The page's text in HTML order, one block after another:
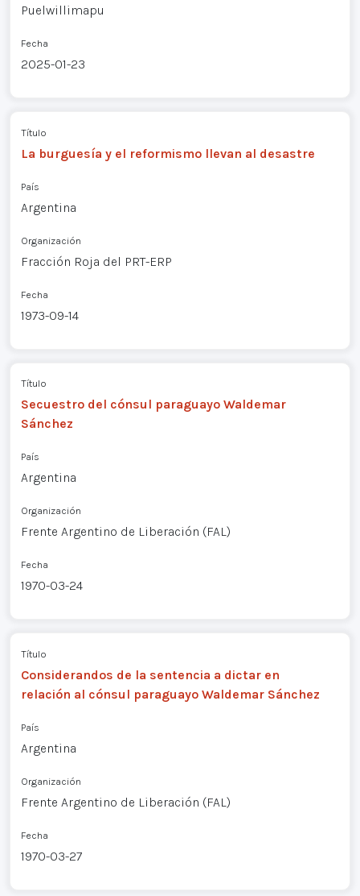
Puelwillimapu
Fecha
2025-01-23
Título
La burguesía y el reformismo llevan al desastre
País
Argentina
Organización
Fracción Roja del PRT-ERP
Fecha
1973-09-14
Título
Secuestro del cónsul paraguayo Waldemar
Sánchez
País
Argentina
Organización
Frente Argentino de Liberación (FAL)
Fecha
1970-03-24
Título
Considerandos de la sentencia a dictar en
relación al cónsul paraguayo Waldemar Sánchez
País
Argentina
Organización
Frente Argentino de Liberación (FAL)
Fecha
1970-03-27